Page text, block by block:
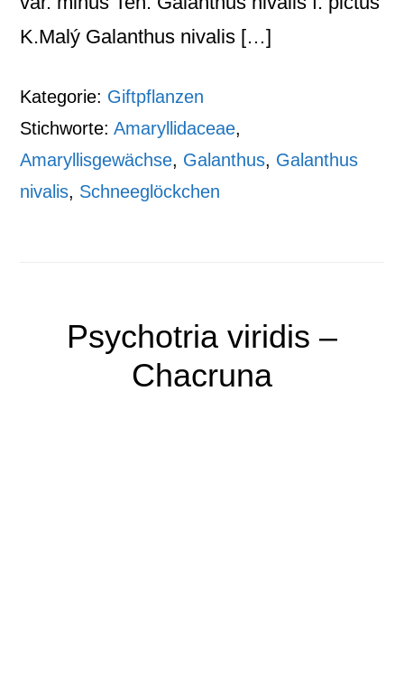
K.Malý Galanthus nivalis […]
Kategorie: Giftpflanzen
Stichworte:Amaryllidaceae,
Amaryllisgewächse, Galanthus, Galanthus
nivalis, Schneeglöckchen
Psychotria viridis –
Chacruna